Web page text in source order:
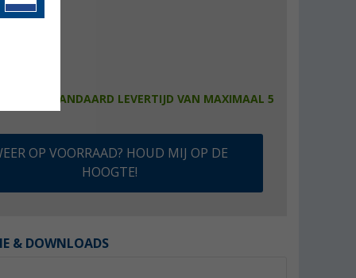
STANDAARD LEVERTIJD VAN MAXIMAAL 5
OP VOORRAAD? HOUD MIJ OP DE
HOOGTE!
& DOWNLOADS